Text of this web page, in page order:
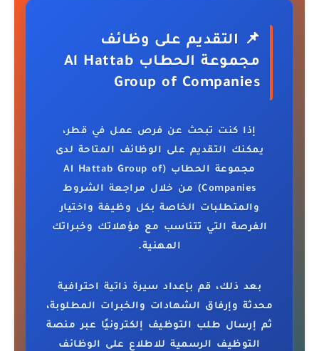
📌 التقديم على وظائف
مجموعة الحطاب Al Hattab
Group of Companies
إذا كنت تبحث عن فرص عمل في قطر،
يمكنك التقديم على الوظائف المتاحة لدى
مجموعة الحطاب (Al Hattab Group of
Companies)
من خلال مراجعة الشروط
والمتطلبات الخاصة بكل وظيفة واختيار
الفرصة التي تتناسب مع مؤهلاتك وخبراتك
المهنية.
بعد ذلك، قم بإعداد سيرة ذاتية احترافية
محدثة وإرفاق الشهادات والخبرات المطلوبة،
ثم إرسال طلب التوظيف إلكترونيًا عبر منصة
التوظيف الرسمية للاطلاع على الوظائف